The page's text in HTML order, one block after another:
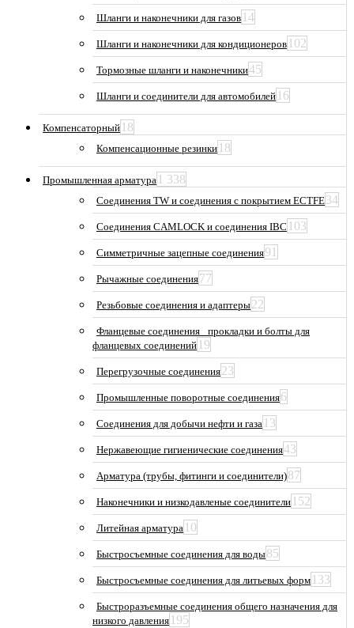
Шланги и наконечники для газов 14
Шланги и наконечники для кондиционеров 102
Тормозные шланги и наконечники45
Шланги и соединители для автомобилей 16
Компенсаторный 18
Компенсационные резинки 18
Промышленная арматура 1 338
Соединения TW и соединения с покрытием ECTFE34
Соединения CAMLOCK и соединения IBC 103
Симметричные зацепные соединения91
Рычажные соединения77
Резьбовые соединения и адаптеры22
Фланцевые соединения_ прокладки и болты для
фланцевых соединений 19
Перегрузочные соединения23
Промышленные поворотные соединения6
Соединения для добычи нефти и газа 13
Нержавеющие гигиенические соединения43
Арматура (трубы, фитинги и соединители)87
Наконечники и низкодавленые соединители 152
Литейная арматура 10
Быстросъемные соединения для воды85
Быстросъемные соединения для литьевых форм 133
Быстроразъемные соединения общего назначения для
низкого давления 195